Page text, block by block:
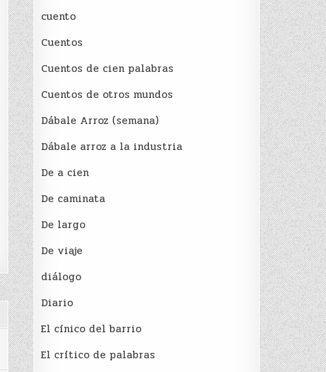
cuento
Cuentos
Cuentos de cien palabras
Cuentos de otros mundos
Dábale Arroz (semana)
Dábale arroz a la industria
De a cien
De caminata
De largo
De viaje
diálogo
Diario
El cínico del barrio
El crí­tico de palabras